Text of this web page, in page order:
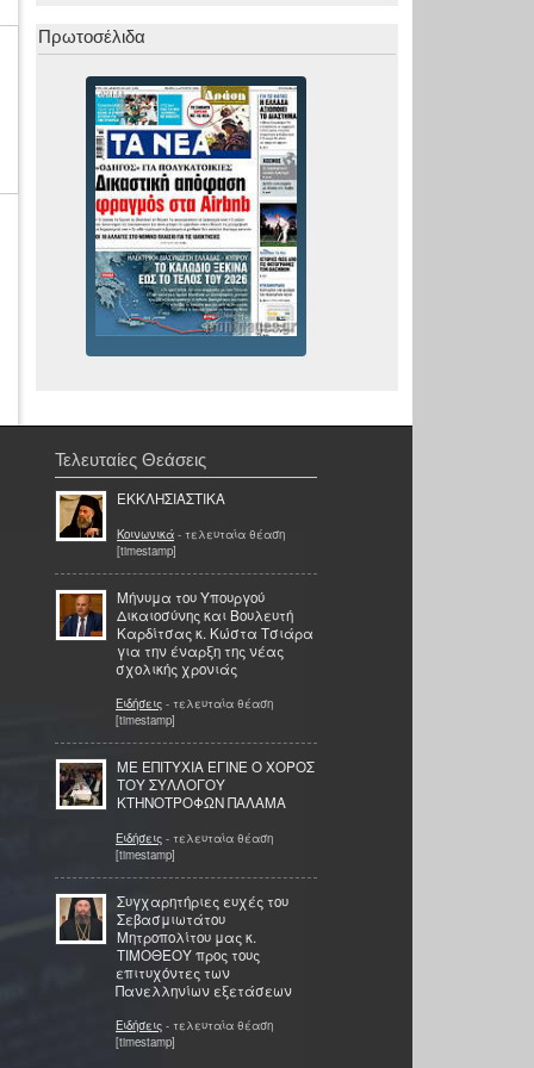
Πρωτοσέλιδα
Τελευταίες Θεάσεις
ΕΚΚΛΗΣΙΑΣΤΙΚΑ
Κοινωνικά - τελευταία θέαση
[timestamp]
Μήνυμα του Υπουργού
Δικαιοσύνης και Βουλευτή
Καρδίτσας κ. Κώστα Τσιάρα
για την έναρξη της νέας
σχολικής χρονιάς
Ειδήσεις - τελευταία θέαση
[timestamp]
ΜΕ ΕΠΙΤΥΧΙΑ ΕΓΙΝΕ Ο ΧΟΡΟΣ
ΤΟΥ ΣΥΛΛΟΓΟΥ
ΚΤΗΝΟΤΡΟΦΩΝ ΠΑΛΑΜΑ
Ειδήσεις - τελευταία θέαση
[timestamp]
Συγχαρητήριες ευχές του
Σεβασμιωτάτου
Μητροπολίτου μας κ.
ΤΙΜΟΘΕΟΥ προς τους
επιτυχόντες των
Πανελληνίων εξετάσεων
Ειδήσεις - τελευταία θέαση
[timestamp]